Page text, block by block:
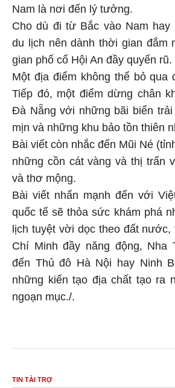
Nam là nơi đến lý tưởng.
Cho dù đi từ Bắc vào Nam hay
du lịch nên dành thời gian đắm
gian phố cổ Hội An đầy quyến rũ.
Một địa điểm không thể bỏ qua
Tiếp đó, một điểm dừng chân
Đà Nẵng với những bãi biển
mịn và những khu bảo tồn thiên
Bài viết còn nhắc đến Mũi Né
những cồn cát vàng và thị trấn
và thơ mộng.
Bài viết nhấn mạnh đến với
quốc tế sẽ thỏa sức khám phá
lịch tuyệt vời dọc theo đất nước,
Chí Minh đầy năng động, Nha
đến Thủ đô Hà Nội hay Ninh
những kiến tạo địa chất tạo ra
ngoạn mục./.
TIN TÀI TRỢ